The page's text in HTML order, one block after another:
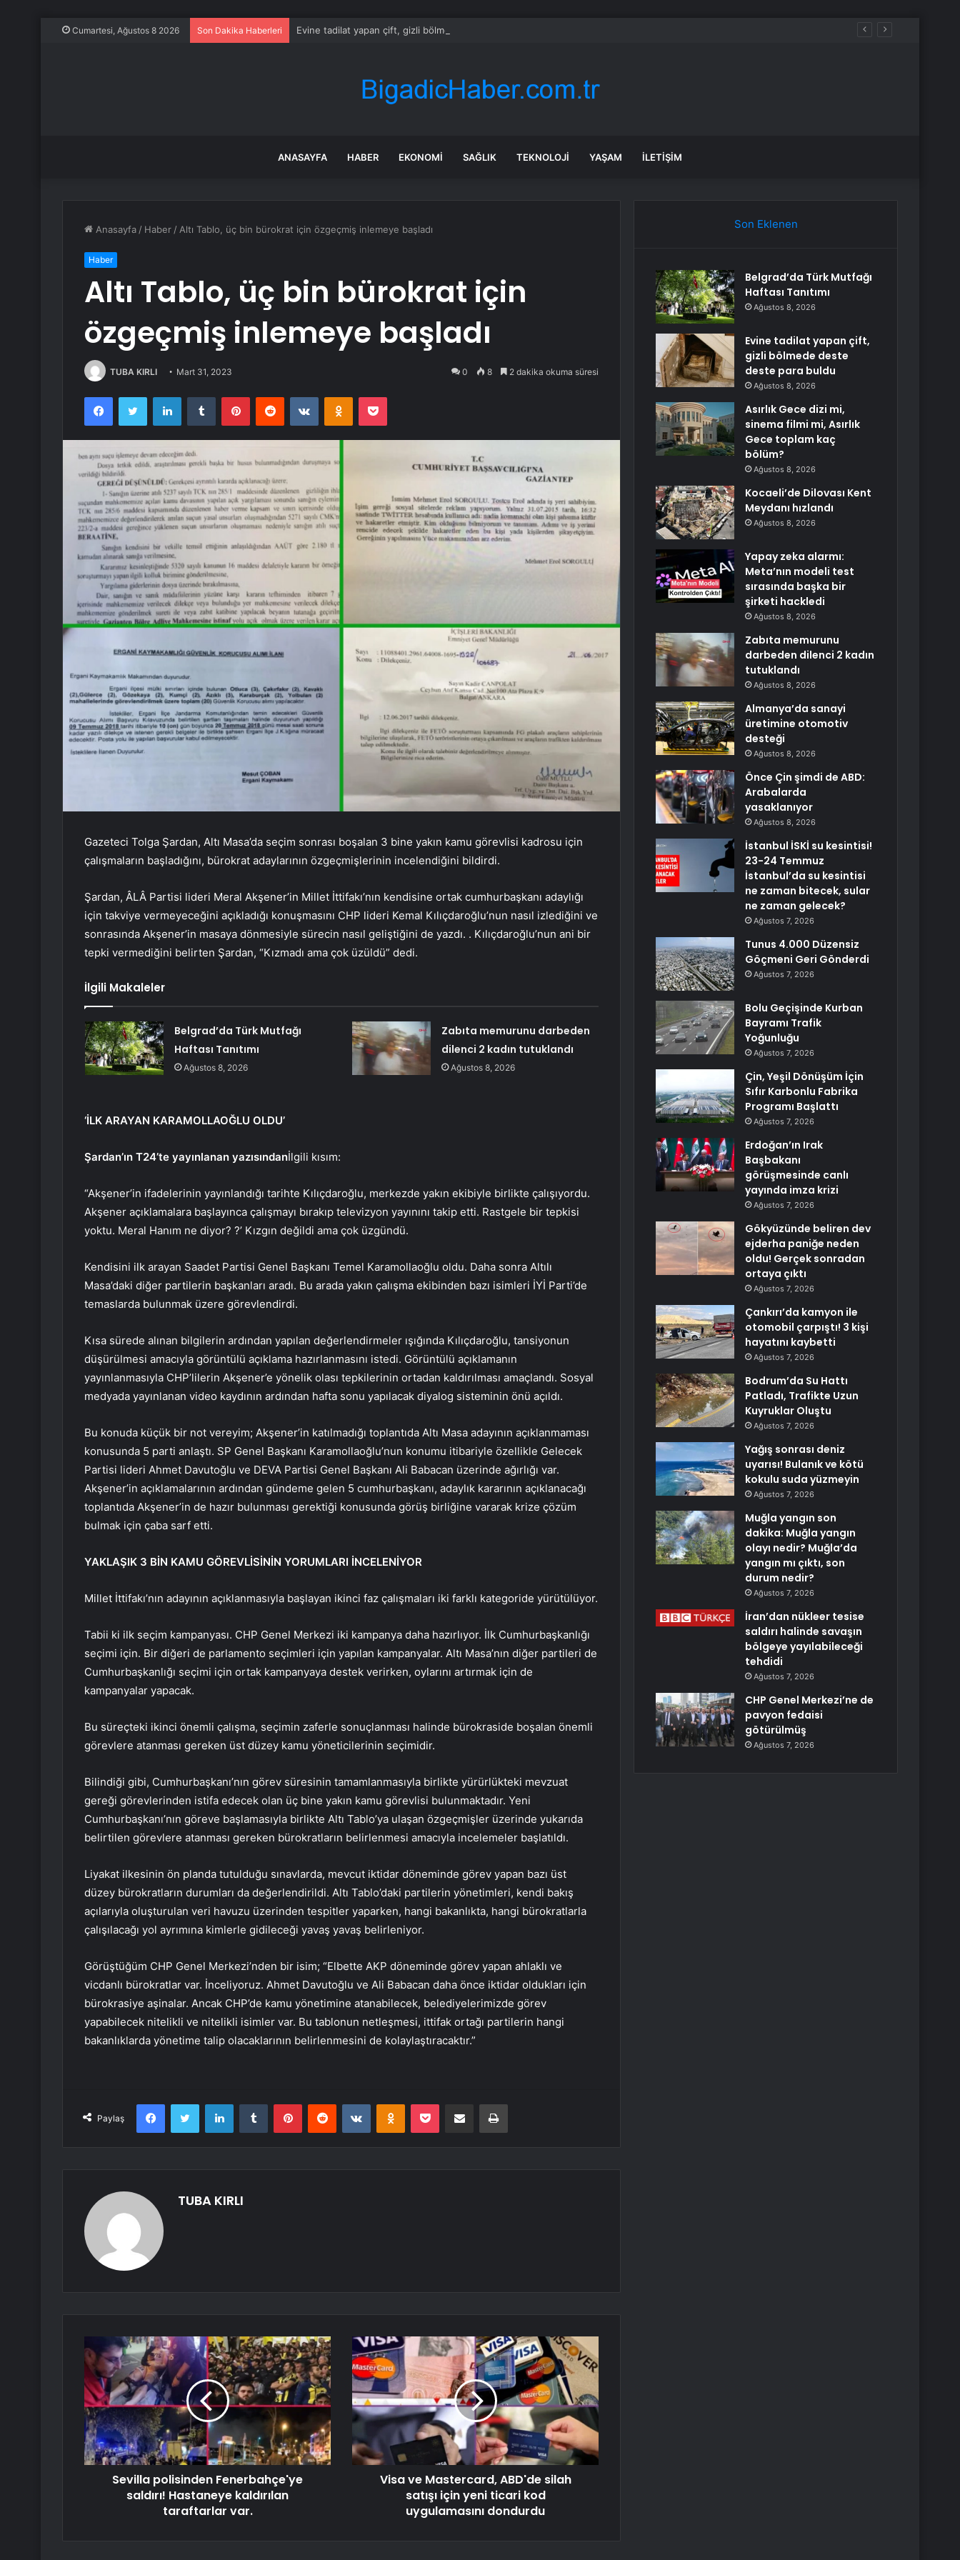
Cumartesi, Ağustos 8 2026 Son Dakika Haberleri Evine tadilat yapan çift, gizli bölmede deste deste para buldu
ANASAYFA HABER EKONOMI SAĞLIK TEKNOLOJI YAŞAM İLETIŞIM
Anasayfa / Haber / Altı Tablo, üç bin bürokrat için özgeçmiş inlemeye başladı
Haber
Altı Tablo, üç bin bürokrat için
özgeçmiş inlemeye başladı
TUBA KIRLI Mart 31, 2023 0 8 2 dakika okuma süresi
FacebookTwitter LinkedInTumblr PinterestReddit VKontakteOdnoklassniki
Pocket
Gazeteci Tolga Şardan, Altı Masa’da seçim sonrası boşalan 3 bine yakın kamu görevlisi kadrosu için
çalışmaların başladığını, bürokrat adaylarının özgeçmişlerinin incelendiğini bildirdi.
Şardan, ÂLÂ Partisi lideri Meral Akşener’in Millet İttifakı’nın kendisine ortak cumhurbaşkanı adaylığı
için takviye vermeyeceğini açıkladığı konuşmasını CHP lideri Kemal Kılıçdaroğlu’nun nasıl izlediğini ve
sonrasında Akşener’in masaya dönmesiyle sürecin nasıl geliştiğini de yazdı. . Kılıçdaroğlu’nun ani bir
tepki vermediğini belirten Şardan, “Kızmadı ama çok üzüldü” dedi.
İlgili Makaleler
Belgrad’da Türk Mutfağı
Haftası Tanıtımı
Ağustos 8, 2026
Zabıta memurunu darbeden
dilenci 2 kadın tutuklandı
Ağustos 8, 2026
‘İLK ARAYAN KARAMOLLAOĞLU OLDU’
Şardan’ın T24’te yayınlanan yazısındanİlgili kısım:
“Akşener’in ifadelerinin yayınlandığı tarihte Kılıçdaroğlu, merkezde yakın ekibiyle birlikte çalışıyordu.
Akşener açıklamalara başlayınca çalışmayı bırakıp televizyon yayınını takip etti. Rastgele bir tepkisi
yoktu. Meral Hanım ne diyor? ?’ Kızgın değildi ama çok üzgündü.
Kendisini ilk arayan Saadet Partisi Genel Başkanı Temel Karamollaoğlu oldu. Daha sonra Altılı
Masa’daki diğer partilerin başkanları aradı. Bu arada yakın çalışma ekibinden bazı isimleri İYİ Parti’de
temaslarda bulunmak üzere görevlendirdi.
Kısa sürede alınan bilgilerin ardından yapılan değerlendirmeler ışığında Kılıçdaroğlu, tansiyonun
düşürülmesi amacıyla görüntülü açıklama hazırlanmasını istedi. Görüntülü açıklamanın
yayınlanmasıyla CHP’lilerin Akşener’e yönelik olası tepkilerinin ortadan kaldırılması amaçlandı. Sosyal
medyada yayınlanan video kaydının ardından hafta sonu yapılacak diyalog sisteminin önü açıldı.
Bu konuda küçük bir not vereyim; Akşener’in katılmadığı toplantıda Altı Masa adayının açıklanmaması
konusunda 5 parti anlaştı. SP Genel Başkanı Karamollaoğlu’nun konumu itibariyle özellikle Gelecek
Partisi lideri Ahmet Davutoğlu ve DEVA Partisi Genel Başkanı Ali Babacan üzerinde ağırlığı var.
Akşener’in açıklamalarının ardından gündeme gelen 5 cumhurbaşkanı, adaylık kararının açıklanacağı
toplantıda Akşener’in de hazır bulunması gerektiği konusunda görüş birliğine vararak krize çözüm
bulmak için çaba sarf etti.
YAKLAŞIK 3 BİN KAMU GÖREVLİSİNİN YORUMLARI İNCELENİYOR
Millet İttifakı’nın adayının açıklanmasıyla başlayan ikinci faz çalışmaları iki farklı kategoride yürütülüyor.
Tabii ki ilk seçim kampanyası. CHP Genel Merkezi iki kampanya daha hazırlıyor. İlk Cumhurbaşkanlığı
seçimi için. Bir diğeri de parlamento seçimleri için yapılan kampanyalar. Altı Masa’nın diğer partileri de
Cumhurbaşkanlığı seçimi için ortak kampanyaya destek verirken, oylarını artırmak için de
kampanyalar yapacak.
Bu süreçteki ikinci önemli çalışma, seçimin zaferle sonuçlanması halinde bürokraside boşalan önemli
görevlere atanması gereken üst düzey kamu yöneticilerinin seçimidir.
Bilindiği gibi, Cumhurbaşkanı’nın görev süresinin tamamlanmasıyla birlikte yürürlükteki mevzuat
gereği görevlerinden istifa edecek olan üç bine yakın kamu görevlisi bulunmaktadır. Yeni
Cumhurbaşkanı’nın göreve başlamasıyla birlikte Altı Tablo’ya ulaşan özgeçmişler üzerinde yukarıda
belirtilen görevlere atanması gereken bürokratların belirlenmesi amacıyla incelemeler başlatıldı.
Liyakat ilkesinin ön planda tutulduğu sınavlarda, mevcut iktidar döneminde görev yapan bazı üst
düzey bürokratların durumları da değerlendirildi. Altı Tablo’daki partilerin yönetimleri, kendi bakış
açılarıyla oluşturulan veri havuzu üzerinden tespitler yaparken, hangi bakanlıkta, hangi bürokratlarla
çalışılacağı yol ayrımına kimlerle gidileceği yavaş yavaş belirleniyor.
Görüştüğüm CHP Genel Merkezi’nden bir isim; “Elbette AKP döneminde görev yapan ahlaklı ve
vicdanlı bürokratlar var. İnceliyoruz. Ahmet Davutoğlu ve Ali Babacan daha önce iktidar oldukları için
bürokrasiye aşinalar. Ancak CHP’de kamu yönetimine atanabilecek, belediyelerimizde görev
yapabilecek nitelikli ve nitelikli isimler var. Bu tablonun netleşmesi, ittifak ortağı partilerin hangi
bakanlıklarda yönetime talip olacaklarının belirlenmesini de kolaylaştıracaktır.”
Paylaş
FacebookTwitter LinkedInTumblr PinterestReddit VKontakteOdnoklassniki
Pocket E-Posta ile paylaş Yazdır
TUBA KIRLI
Sevilla polisinden Fenerbahçe'ye
saldırı! Hastaneye kaldırılan
taraftarlar var.
Visa ve Mastercard, ABD'de silah
satışı için yeni ticari kod
uygulamasını dondurdu
Son Eklenen
Belgrad’da Türk Mutfağı
Haftası Tanıtımı
Ağustos 8, 2026
Evine tadilat yapan çift,
gizli bölmede deste
deste para buldu
Ağustos 8, 2026
Asırlık Gece dizi mi,
sinema filmi mi, Asırlık
Gece toplam kaç
bölüm?
Ağustos 8, 2026
Kocaeli’de Dilovası Kent
Meydanı hızlandı
Ağustos 8, 2026
Yapay zeka alarmı:
Meta’nın modeli test
sırasında başka bir
şirketi hackledi
Ağustos 8, 2026
Zabıta memurunu
darbeden dilenci 2 kadın
tutuklandı
Ağustos 8, 2026
Almanya’da sanayi
üretimine otomotiv
desteği
Ağustos 8, 2026
Önce Çin şimdi de ABD:
Arabalarda
yasaklanıyor
Ağustos 8, 2026
İstanbul İSKİ su kesintisi!
23-24 Temmuz
İstanbul’da su kesintisi
ne zaman bitecek, sular
ne zaman gelecek?
Ağustos 7, 2026
Tunus 4.000 Düzensiz
Göçmeni Geri Gönderdi
Ağustos 7, 2026
Bolu Geçişinde Kurban
Bayramı Trafik
Yoğunluğu
Ağustos 7, 2026
Çin, Yeşil Dönüşüm İçin
Sıfır Karbonlu Fabrika
Programı Başlattı
Ağustos 7, 2026
Erdoğan’ın Irak
Başbakanı
görüşmesinde canlı
yayında imza krizi
Ağustos 7, 2026
Gökyüzünde beliren dev
ejderha paniğe neden
oldu! Gerçek sonradan
ortaya çıktı
Ağustos 7, 2026
Çankırı’da kamyon ile
otomobil çarpıştı! 3 kişi
hayatını kaybetti
Ağustos 7, 2026
Bodrum’da Su Hattı
Patladı, Trafikte Uzun
Kuyruklar Oluştu
Ağustos 7, 2026
Yağış sonrası deniz
uyarısı! Bulanık ve kötü
kokulu suda yüzmeyin
Ağustos 7, 2026
Muğla yangın son
dakika: Muğla yangın
olayı nedir? Muğla’da
yangın mı çıktı, son
durum nedir?
Ağustos 7, 2026
İran’dan nükleer tesise
saldırı halinde savaşın
bölgeye yayılabileceği
tehdidi
Ağustos 7, 2026
CHP Genel Merkezi’ne de
pavyon fedaisi
götürülmüş
Ağustos 7, 2026